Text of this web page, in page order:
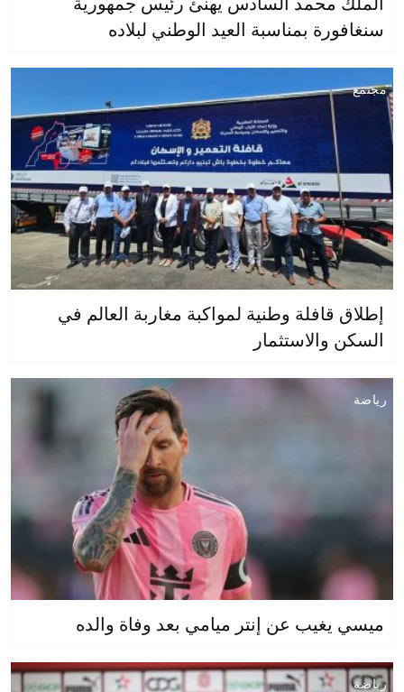
سنغافورة بمناسبة العيد الوطني لبلاده
مجتمع
إطلاق قافلة وطنية لمواكبة مغاربة العالم في
السكن والاستثمار
رياضة
ميسي يغيب عن إنتر ميامي بعد وفاة والده
رياضة